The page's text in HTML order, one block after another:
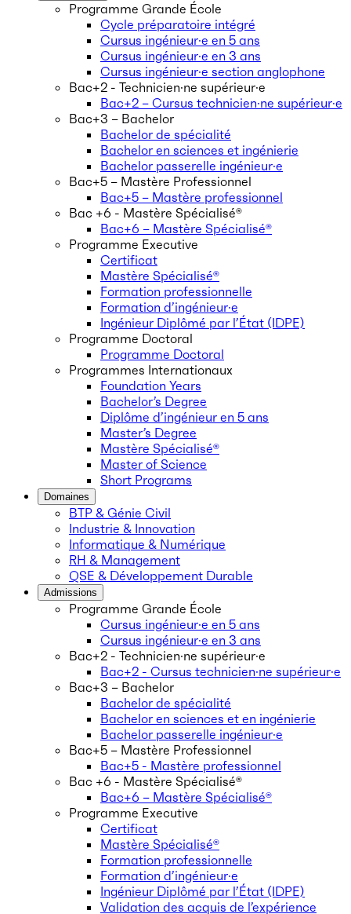
Programme Grande École
Cycle préparatoire intégré
Cursus ingénieur·e en 5 ans
Cursus ingénieur·e en 3 ans
Cursus ingénieur·e section anglophone
Bac+2 - Technicien·ne supérieur·e
Bac+2 – Cursus technicien·ne supérieur·e
Bac+3 – Bachelor
Bachelor de spécialité
Bachelor en sciences et ingénierie
Bachelor passerelle ingénieur·e
Bac+5 – Mastère Professionnel
Bac+5 – Mastère professionnel
Bac +6 - Mastère Spécialisé®
Bac+6 – Mastère Spécialisé®
Programme Executive
Certificat
Mastère Spécialisé®
Formation professionnelle
Formation d’ingénieur·e
Ingénieur Diplômé par l’État (IDPE)
Programme Doctoral
Programme Doctoral
Programmes Internationaux
Foundation Years
Bachelor’s Degree
Diplôme d’ingénieur en 5 ans
Master’s Degree
Mastère Spécialisé®
Master of Science
Short Programs
Domaines
BTP & Génie Civil
Industrie & Innovation
Informatique & Numérique
RH & Management
QSE & Développement Durable
Admissions
Programme Grande École
Cursus ingénieur·e en 5 ans
Cursus ingénieur·e en 3 ans
Bac+2 - Technicien·ne supérieur·e
Bac+2 - Cursus technicien·ne supérieur·e
Bac+3 – Bachelor
Bachelor de spécialité
Bachelor en sciences et en ingénierie
Bachelor passerelle ingénieur·e
Bac+5 – Mastère Professionnel
Bac+5 - Mastère professionnel
Bac +6 - Mastère Spécialisé®
Bac+6 – Mastère Spécialisé®
Programme Executive
Certificat
Mastère Spécialisé®
Formation professionnelle
Formation d’ingénieur·e
Ingénieur Diplômé par l’État (IDPE)
Validation des acquis de l’expérience